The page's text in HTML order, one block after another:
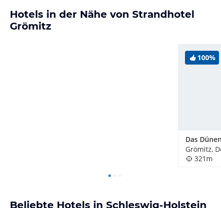
Hotels in der Nähe von Strandhotel
Grömitz
100%
Grömitz,
321m
Beliebte Hotels in Schleswig-Holstein